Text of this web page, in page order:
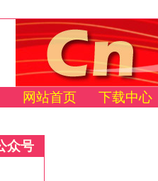
网站首页 下载中心
众号